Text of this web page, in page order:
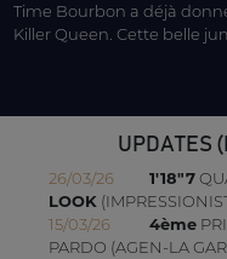
Time Bourbon a déjà
Killer Queen. Cette belle
UPDATES
26/03/26 1'18"7
LOOK
15/03/26
4ème
PARDO (AGEN-LA